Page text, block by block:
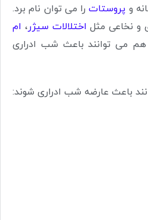
و پروستاترا می توان نام برد.
و نخاعی مثل اختلالات سیژر، ام
هم می توانند باعث شب ادراری
باعث عارضه شب ادراری شوند: